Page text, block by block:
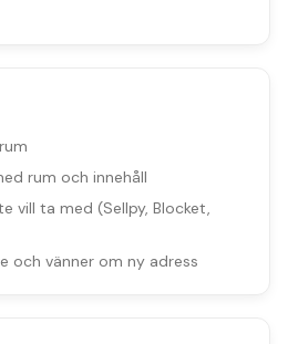
rum och innehåll
vill ta med (Sellpy, Blocket,
och vänner om ny adress